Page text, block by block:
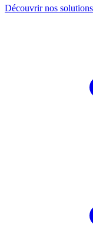
Découvrir nos solutions